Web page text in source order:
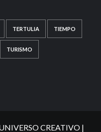
TERTULIA TIEMPO
TURISMO
CREATIVO |